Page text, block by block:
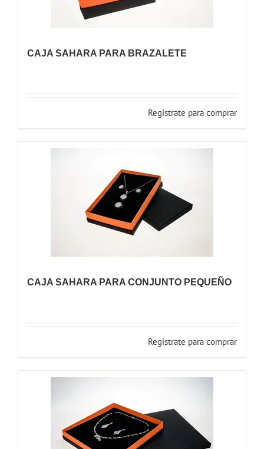
CAJA SAHARA PARA BRAZALETE
Registrate para comprar
CAJA SAHARA PARA CONJUNTO PEQUEÑO
Registrate para comprar